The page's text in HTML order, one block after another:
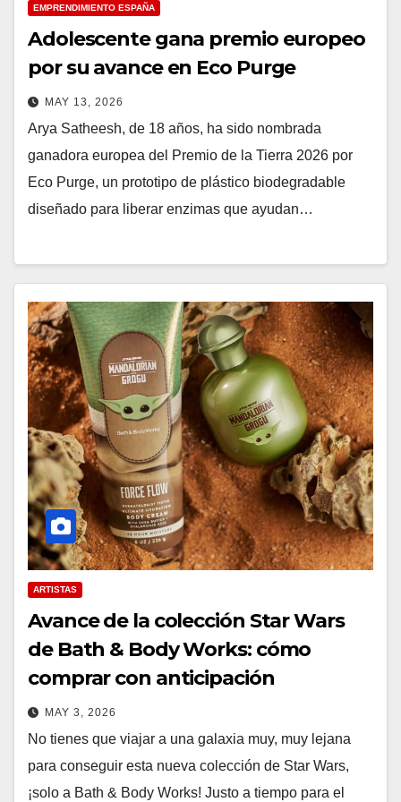
EMPRENDIMIENTO ESPAÑA
Adolescente gana premio europeo
por su avance en Eco Purge
MAY 13, 2026
Arya Satheesh, de 18 años, ha sido nombrada
ganadora europea del Premio de la Tierra 2026 por
Eco Purge, un prototipo de plástico biodegradable
diseñado para liberar enzimas que ayudan…
ARTISTAS
Avance de la colección Star Wars
de Bath & Body Works: cómo
comprar con anticipación
MAY 3, 2026
No tienes que viajar a una galaxia muy, muy lejana
para conseguir esta nueva colección de Star Wars,
¡solo a Bath & Body Works! Justo a tiempo para el